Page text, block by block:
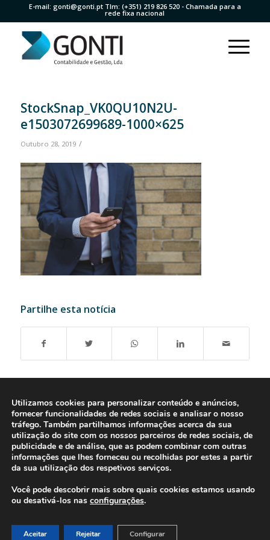
E-mail: gonti@gonti.ptTlm: (+351) 219 826 520- Chamada para a
rede fixa nacional
StockSnap_VK0QU10N2U-
e1503072699689-1000×625
Outubro 28, 2019 /
Partilhe esta notícia
Livro de Reclamações
Utilizamos cookies para personalizar conteúdo e anúncios,
fornecer funcionalidades de redes sociais e analisar o nosso
tráfego. Também partilhamos informações acerca da sua
utilização do site com os nossos parceiros de redes sociais, de
publicidade e de análise, que as podem combinar com outras
informações que lhes forneceu ou recolhidas por estes a partir
da sua utilização dos respetivos serviços.
Você pode descobrir mais sobre quais cookies estamos usando
ou desativá-los nas configurações.
Aceitar Rejeitar Configurar